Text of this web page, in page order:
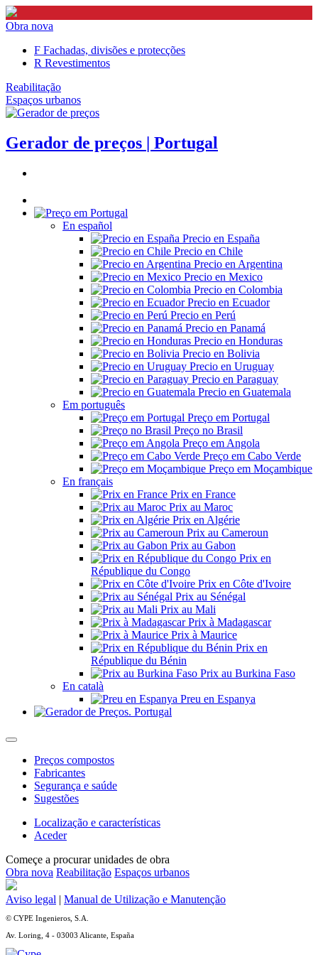
Obra nova
F Fachadas, divisões e protecções
R Revestimentos
Reabilitação
Espaços urbanos
Gerador de preços | Portugal
En español
Precio en España
Precio en Chile
Precio en Argentina
Precio en Mexico
Precio en Colombia
Precio en Ecuador
Precio en Perú
Precio en Panamá
Precio en Honduras
Precio en Bolivia
Precio en Uruguay
Precio en Paraguay
Precio en Guatemala
Em português
Preço em Portugal
Preço no Brasil
Preço em Angola
Preço em Cabo Verde
Preço em Moçambique
En français
Prix en France
Prix au Maroc
Prix en Algérie
Prix au Cameroun
Prix au Gabon
Prix en
République du Congo
Prix en Côte d'Ivoire
Prix au Sénégal
Prix au Mali
Prix à Madagascar
Prix à Maurice
Prix en
République du Bénin
Prix au Burkina Faso
En català
Preu en Espanya
Preços compostos
Fabricantes
Segurança e saúde
Sugestões
Localização e características
Aceder
Começe a procurar unidades de obra
Obra nova Reabilitação Espaços urbanos
Aviso legal | Manual de Utilização e Manutenção
© CYPE Ingenieros, S.A.
Av. Loring, 4 - 03003 Alicante, España